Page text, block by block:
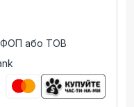
ФОП або ТОВ